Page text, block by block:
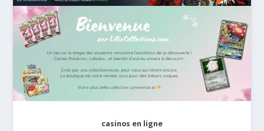
casinos en ligne